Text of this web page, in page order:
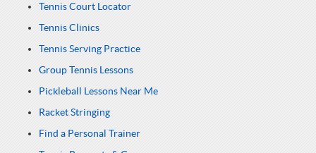
Tennis Court Locator
Tennis Clinics
Tennis Serving Practice
Group Tennis Lessons
Pickleball Lessons Near Me
Racket Stringing
Find a Personal Trainer